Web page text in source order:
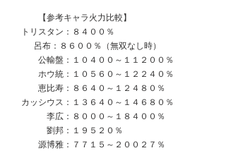
【参考キャラ火力比較】
トリスタン：８４００％
     　 呂布：８６００％（無双なし時）
公輸盤：１０４００～１１２００％
ホウ統：１０５６０～１２２４０％
恵比寿：８６４０～１２４８０％
カッシウス：１３６４０～１４６８０％
李広：８０００～１８４００％
劉邦：１９５２０％
源博雅：７７１５～２００２７％